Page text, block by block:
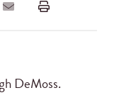
DeMoss.